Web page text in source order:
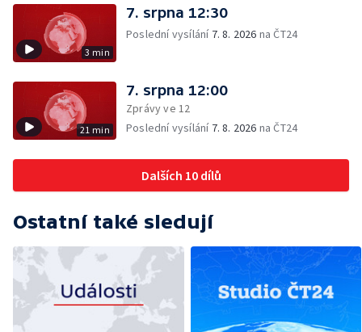
3 min
7. srpna 12:30
Poslední vysílání 7. 8. 2026 na ČT24
21 min
7. srpna 12:00
Zprávy ve 12
Poslední vysílání 7. 8. 2026 na ČT24
Dalších 10 dílů
Ostatní také sledují